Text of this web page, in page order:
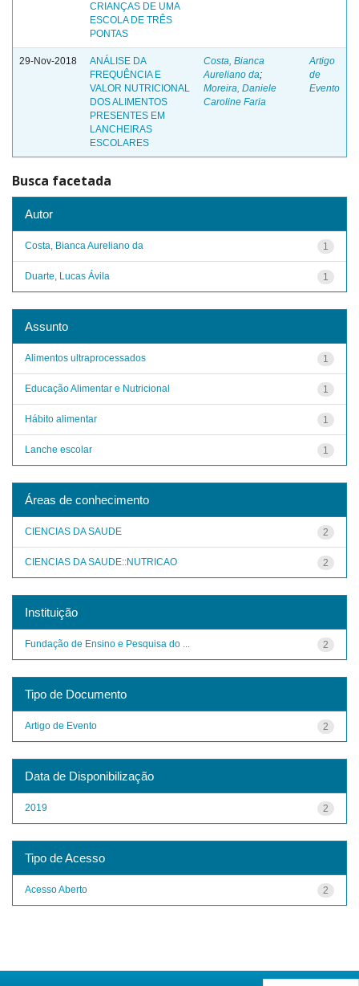
CRIANÇAS DE UMA
ESCOLA DE TRÊS
PONTAS
29-Nov-2018
ANÁLISE DA
FREQUÊNCIA E
VALOR NUTRICIONAL
DOS ALIMENTOS
PRESENTES EM
LANCHEIRAS
ESCOLARES
Costa, Bianca
Aureliano da;
Moreira, Daniele
Caroline Faria
Artigo
de
Evento
Busca facetada
Autor
1
Costa, Bianca Aureliano da
1
Duarte, Lucas Ávila
Assunto
1
Alimentos ultraprocessados
1
Educação Alimentar e Nutricional
1
Hábito alimentar
1
Lanche escolar
Áreas de conhecimento
2
CIENCIAS DA SAUDE
2
CIENCIAS DA SAUDE::NUTRICAO
Instituição
2
Fundação de Ensino e Pesquisa do ...
Tipo de Documento
2
Artigo de Evento
Data de Disponibilização
2
2019
Tipo de Acesso
2
Acesso Aberto